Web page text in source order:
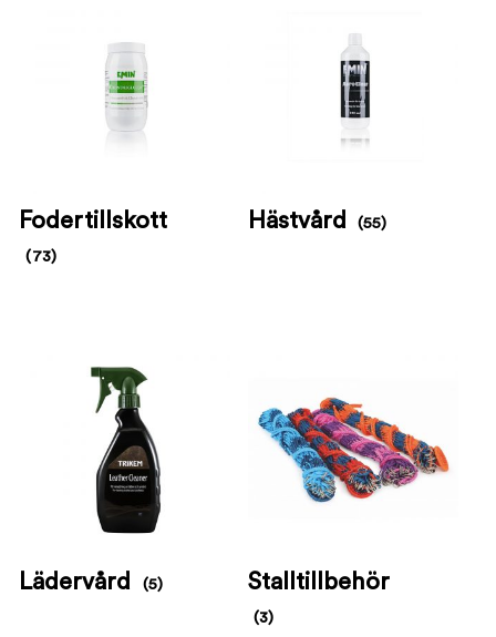
Fodertillskott
(73)
Hästvård (55)
Lädervård (5) Stalltillbehör
(3)